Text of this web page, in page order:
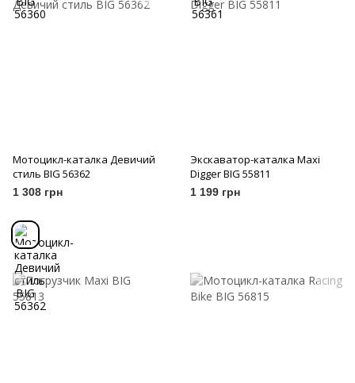
Мотоцикл-каталка Девичий
стиль BIG 56362
1 308 грн
Экскаватор-каталка Maxi
Digger BIG 55811
1 199 грн